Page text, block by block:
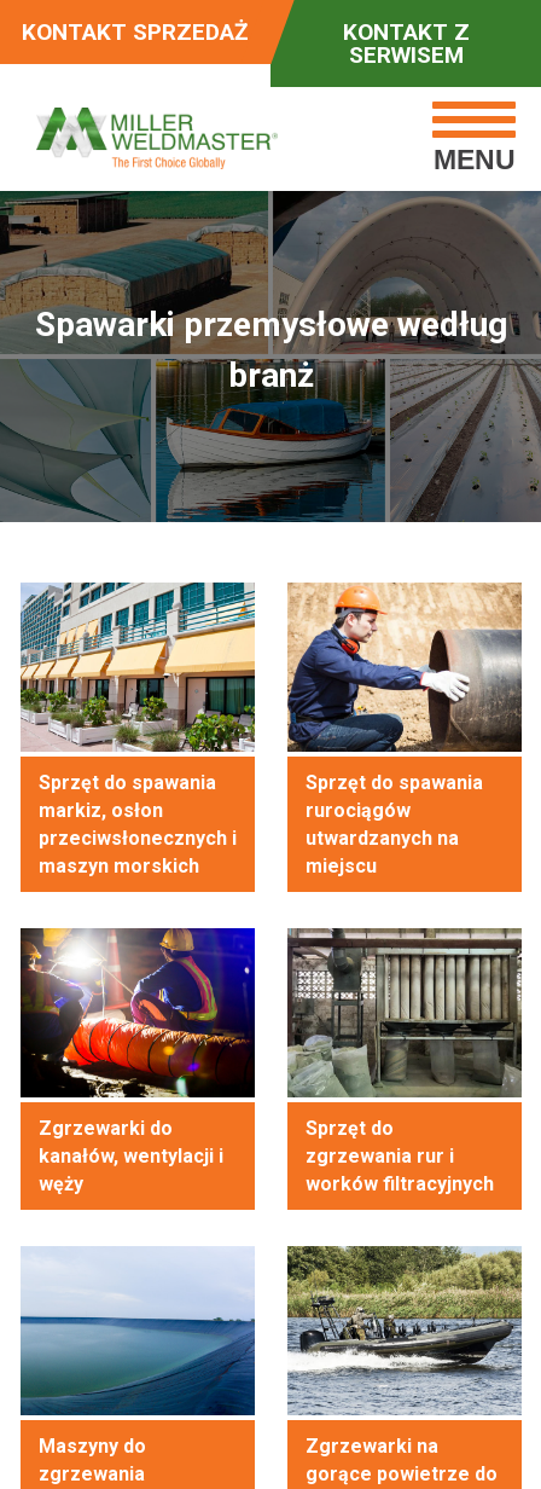
KONTAKT SPRZEDAŻ
KONTAKT Z
SERWISEM
MENU
Spawarki przemysłowe według
branż
Sprzęt do spawania
markiz, osłon
przeciwsłonecznych i
maszyn morskich
Sprzęt do spawania
rurociągów
utwardzanych na
miejscu
Zgrzewarki do
kanałów, wentylacji i
węży
Sprzęt do
zgrzewania rur i
worków filtracyjnych
Maszyny do
zgrzewania
Zgrzewarki na
gorące powietrze do